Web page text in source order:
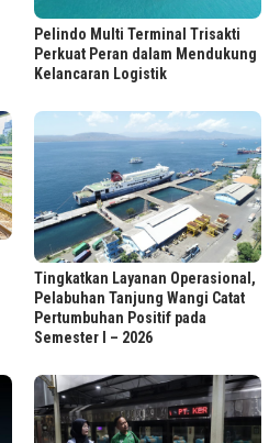
Pelindo Multi Terminal Trisakti
Perkuat Peran dalam Mendukung
Kelancaran Logistik
Tingkatkan Layanan Operasional,
Pelabuhan Tanjung Wangi Catat
Pertumbuhan Positif pada
Semester I – 2026